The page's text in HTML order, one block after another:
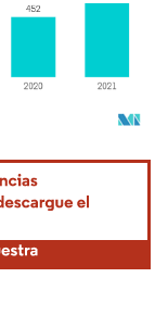
según CC BY 4.0.